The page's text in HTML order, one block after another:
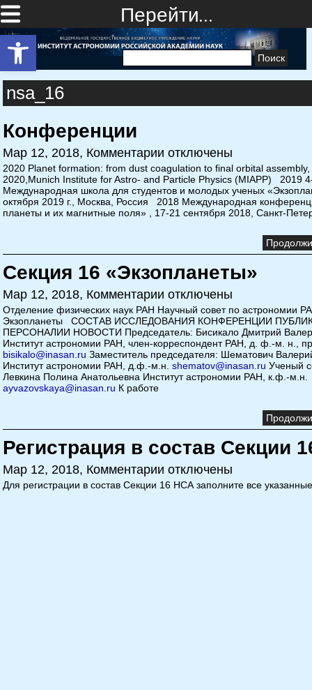
Открыть панель инструментов
Перейти…
Найти:
nsa_16
Конференции
Мар 12, 2018, Комментарии отключены
2020 Planet formation: from dust coagulation to final orbital
2020,Munich Institute for Astro- and Particle Physics (MIAPP) 2019
Международная школа для студентов и молодых ученых
октября 2019 г., Москва, Россия 2018 Международная
планеты и их магнитные поля» , 17-21 сентября 2018, Санкт-
Секция 16 «Экзопланеты»
Мар 12, 2018, Комментарии отключены
Отделение физических наук РАН Научный совет по астрономии
Экзопланеты СОСТАВ ИССЛЕДОВАНИЯ КОНФЕРЕНЦИИ
ПЕРСОНАЛИИ НОВОСТИ Председатель: Бисикало Дмитрий
Институт астрономии РАН, член-корреспондент РАН, д. ф.-м. н.,
bisikalo@inasan.ru Заместитель председателя: Шематович
Институт астрономии РАН, д.ф.-м.н. shematov@inasan.ru Ученый
Левкина Полина Анатольевна Институт астрономии РАН, к.ф.-м.н.
ayvazovskaya@inasan.ru К работе
Регистрация в состав Секции
Мар 12, 2018, Комментарии отключены
Для регистрации в состав Секции 16 НСА заполните все